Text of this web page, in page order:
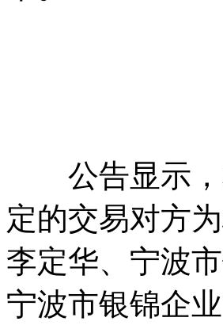
公告显示，
定的交易对方
李定华、宁波
宁波市银锦企